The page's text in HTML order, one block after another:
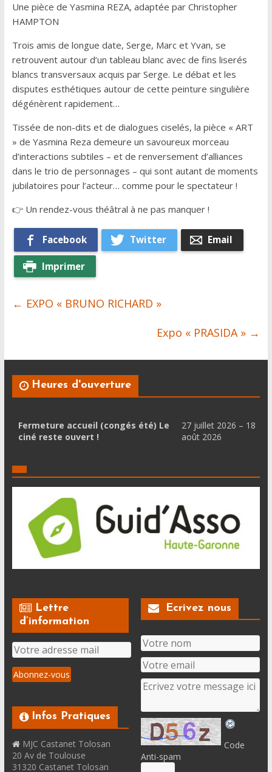
Une pièce de Yasmina REZA, adaptée par Christopher
HAMPTON
Trois amis de longue date, Serge, Marc et Yvan, se
retrouvent autour d’un tableau blanc avec de fins liserés
blancs transversaux acquis par Serge. Le débat et les
disputes esthétiques autour de cette peinture singulière
dégénèrent rapidement…
Tissée de non-dits et de dialogues ciselés, la pièce « ART
» de Yasmina Reza demeure un savoureux morceau
d’interactions subtiles – et de renversement d’alliances
dans le trio de personnages – qui sont autant de moments
jubilatoires pour l’acteur… comme pour le spectateur !
👉 Un rendez-vous théâtral à ne pas manquer !
Facebook Twitter Email
Imprimer
← EXPO « BRUNO RICHARD »
Expo « PRASIDA » →
Heures d'ouverture
Fermeture accueil (congés été) Le
ciné reste ouvert !
27 juillet 2026 – 18
août 2026
Lettre
d’information
Infos Pratiques
MJC Castanet Tolosan
20 Av de Toulouse
31320 Castanet Tolosan
Ecrivez nous
Code
Anti-spam